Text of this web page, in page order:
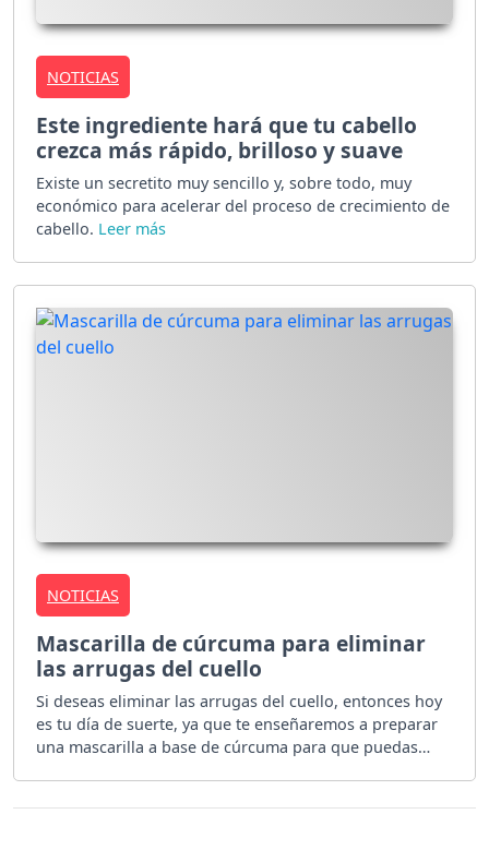
NOTICIAS
Este ingrediente hará que tu cabello
crezca más rápido, brilloso y suave
Existe un secretito muy sencillo y, sobre todo, muy
económico para acelerar del proceso de crecimiento de
cabello.
NOTICIAS
Mascarilla de cúrcuma para eliminar
las arrugas del cuello
Si deseas eliminar las arrugas del cuello, entonces hoy
es tu día de suerte, ya que te enseñaremos a preparar
una mascarilla a base de cúrcuma para que puedas